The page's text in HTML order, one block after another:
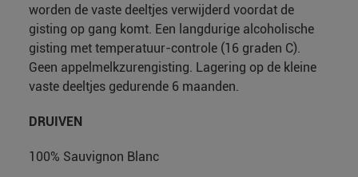
worden de vaste deeltjes verwijderd voordat de
gisting op gang komt. Een langdurige alcoholische
gisting met temperatuur-controle (16 graden C).
Geen appelmelkzurengisting. Lagering op de kleine
vaste deeltjes gedurende 6 maanden.
DRUIVEN
100% Sauvignon Blanc